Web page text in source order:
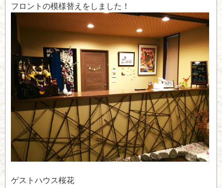
フロントの模様替えをしました！
ゲストハウス桜花